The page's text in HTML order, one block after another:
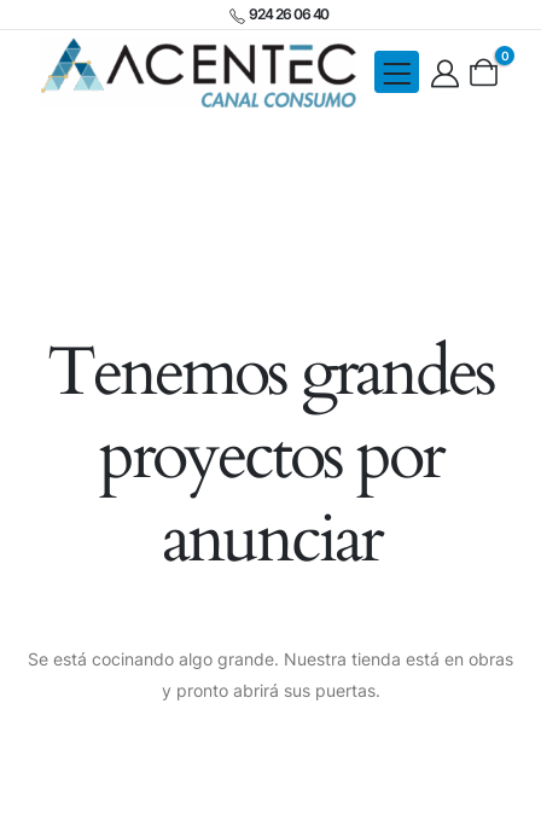
924 26 06 40
0
Tenemos grandes
proyectos por
anunciar
Se está cocinando algo grande. Nuestra tienda está en obras
y pronto abrirá sus puertas.